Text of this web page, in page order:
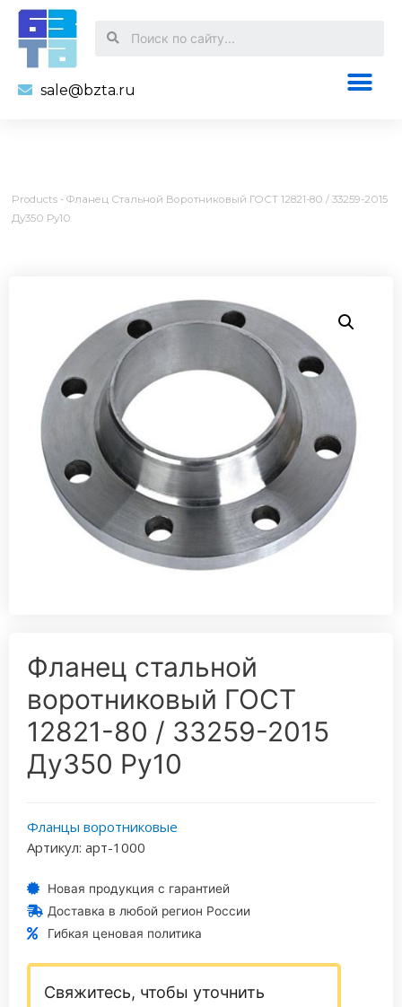
sale@bzta.ru
Products - Фланец Стальной Воротниковый ГОСТ 12821-80 / 33259-2015
Ду350 Ру10
Фланец стальной
воротниковый ГОСТ
12821-80 / 33259-2015
Ду350 Ру10
Фланцы воротниковые
Артикул: арт-1000
Новая продукция с гарантией
Доставка в любой регион России
Гибкая ценовая политика
Свяжитесь, чтобы уточнить